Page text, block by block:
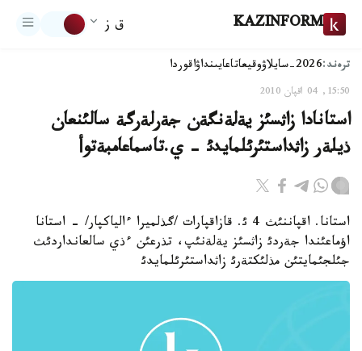
KAZINFORM ق ز
ترەند:2026-سايلاۋ وقيعاتاعايىنداۋاقوردا
15:50, 04 اقپان 2010
استانادا زاثسئز يةلةنگةن جةرلةرگة سالئنعان
ذيلةر زاثداستئرئلمايدئ - ي.تاسماعامبةتوأ
استانا. اقپاننئث 4 ئ. قازاقپارات /گذلميرا ءالياكپار/ - استانا
اؤماعئندا جةردئ زاثسئز يةلةنئپ، تذرعئن ءذي سالعانداردئث
جئلجئمايتئن مذلئكتةرئ زاثداستئرئلمايدئ